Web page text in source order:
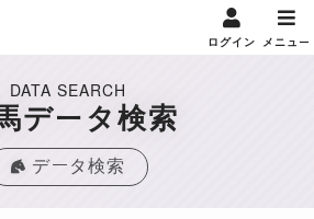
ログイン メニュー
DATA SEARCH
データ検索
データ検索